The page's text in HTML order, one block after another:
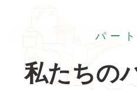
パー
私たちの